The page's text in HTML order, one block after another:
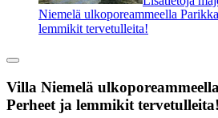
Niemelä ulkoporeammeella
lemmikit tervetulleita!
Villa Niemelä
Perheet ja lemmikit tervetulleita!